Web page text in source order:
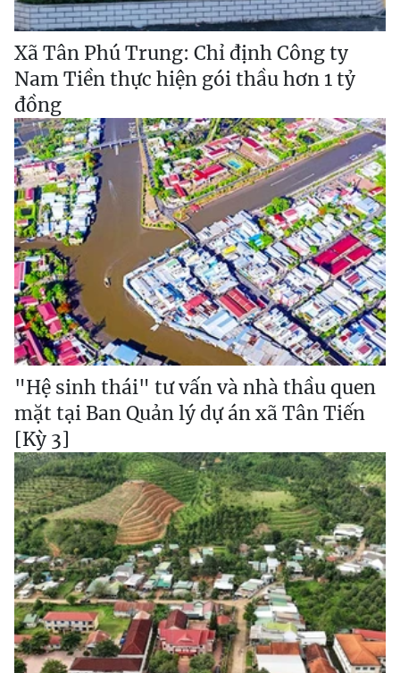
Xã Tân Phú Trung: Chỉ định Công ty
Nam Tiền thực hiện gói thầu hơn 1 tỷ
đồng
"Hệ sinh thái" tư vấn và nhà thầu quen
mặt tại Ban Quản lý dự án xã Tân Tiến
[Kỳ 3]